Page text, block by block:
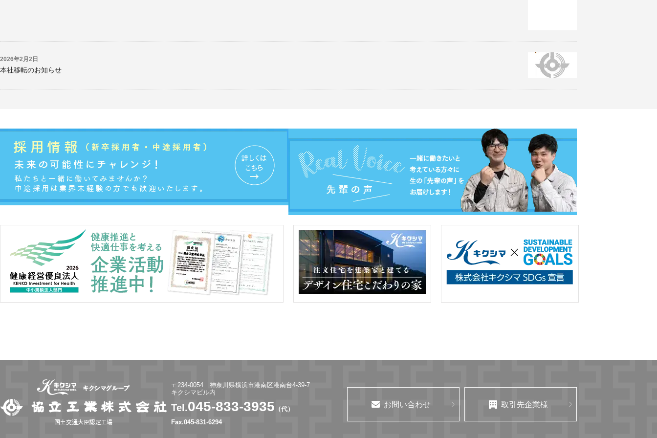
2026年2月2日
本社移転のお知らせ
〒234-0054 神奈川県横浜市港南区港南台4-39-7
キクシマビル内
Tel.045-833-3935 （代）
Fax.045-831-6294
お問い合わせ 取引先企業様